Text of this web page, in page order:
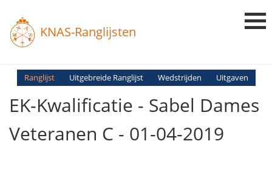
KNAS-Ranglijsten
Login
Ranglijsten
Ranglijst Uitgebreide Ranglijst Wedstrijden Uitgaven
EK-Kwalificatie - Sabel Dames
Veteranen C - 01-04-2019